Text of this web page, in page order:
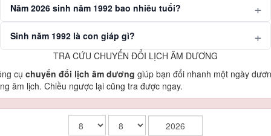
Năm 2026 sinh năm 1992 bao nhiêu tuổi?
Sinh năm 1992 là con giáp gì?
TRA CỨU CHUYỂN ĐỔI LỊCH ÂM DƯƠNG
cụ chuyển đổi lịch âm dương giúp bạn đổi nhanh một ngày
âm lịch. Chiều ngược lại cũng tra được ngay.